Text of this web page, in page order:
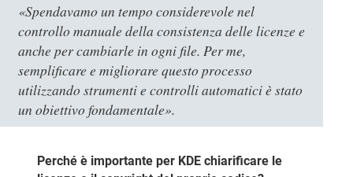
«Spendavamo un tempo considerevole nel
controllo manuale della consistenza delle licenze e
anche per cambiarle in ogni file. Per me,
semplificare e migliorare questo processo
utilizzando strumenti e controlli automatici è stato
un obiettivo fondamentale».
Perché è importante per KDE chiarificare le